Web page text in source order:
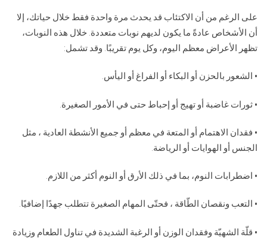
على الرغم من أن الاكتئاب قد يحدث مرة واحدة فقط خلال حياتك، إلا
أن الأشخاص عادةً ما يكون لديهم نوبات متعددة. خلال هذه النوبات،
تظهر الأعراض معظم اليوم، وكل يوم تقريبًا. وقد تشمل:
• الشعور بالحزن أو البكاء أو الفراغ أو اليأس.
• ثورات غاضبة أو تهيج أو إحباط حتى في الأمور الصغيرة.
• فقدان الاهتمام أو المتعة في معظم أو جميع الأنشطة العادية ، مثل
الجنس أو الهوايات أو الرياضة.
• اضطرابات النوم، بما في ذلك الأرق أو النوم أكثر من اللازم.
• التعب ونقصان الطّاقة ، فحتّى المهام الصغيرة تتطلب جهدًا إضافيًا.
• قلّة الشهيّة وفقدان الوزن أو الرغبة الشديدة في تناول الطعام وزيادة